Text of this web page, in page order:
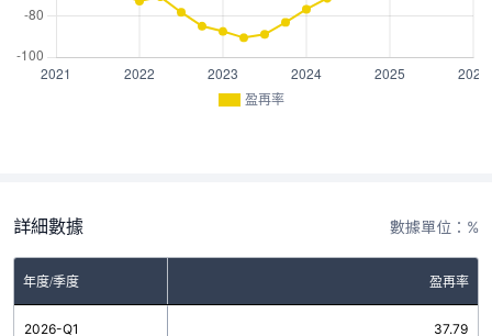
盈再率
詳細數據 數據單位：%
年度/季度 盈再率
2026-Q1 37.79